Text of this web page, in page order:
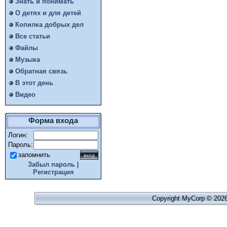
О детях и для детей
Копилка добрых дел
Все статьи
Файлы
Музыка
Обратная связь
В этот день
Видео
Форма входа
Логин:
Пароль:
запомнить
Забыл пароль
Регистрация
Copyright MyCorp ©